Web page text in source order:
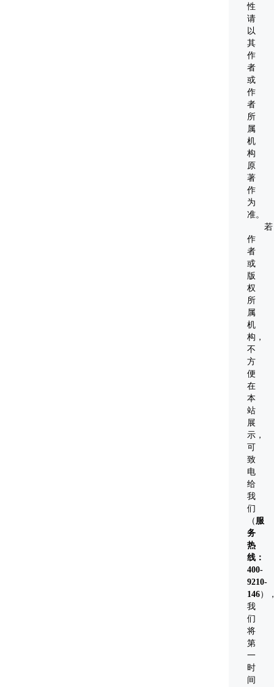
算
机、
电
子
信
息、
仿
真
技
术
于
一
体，
其
基
本
实
现
方
式
是
计
算
机
模
拟
虚
拟
环
境
从
而
给
人
以
环
境
沉
浸
感。
随
着
社
会
生
性
请
以
其
作
者
或
作
者
所
属
机
构
原
著
作
为
准。
若
作
者
或
版
权
所
属
机
构，
不
方
便
在
本
站
展
示，
可
致
电
给
我
们
（ 服
务
热
线：
400-
9210-
146）
我
们
将
第
一
时
间